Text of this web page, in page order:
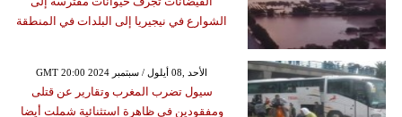
الشوارع في نيجيريا إلى البلدات في المنطقة
GMT 20:00 2024 الأحد ,08 أيلول / سبتمبر
سيول تضرب المغرب وتقارير عن قتلى
ومفقودين في ظاهرة استثنائية شملت أيضا